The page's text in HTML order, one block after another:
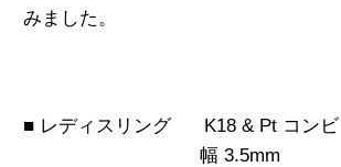
みました。
■ レディスリング K18 & Pt コンビ
幅 3.5mm